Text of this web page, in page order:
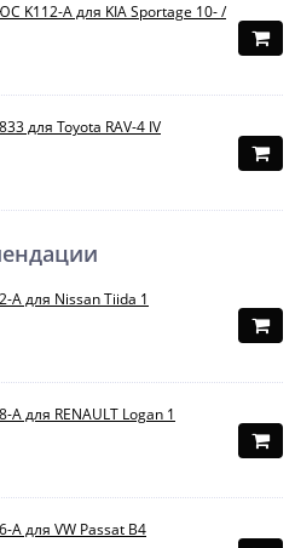
K112-A для KIA Sportage 10- /
для Toyota RAV-4 IV
A для Nissan Tiida 1
A для RENAULT Logan 1
A для VW Passat B4